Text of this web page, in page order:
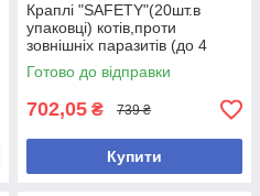
Краплі "SAFETY"(20шт.в
упаковці) котів,проти
зовнішніх паразитів (до 4
кг.),арт.,(26230), В наявності
Готово до відправки
702,05 ₴ 739 ₴
Купити